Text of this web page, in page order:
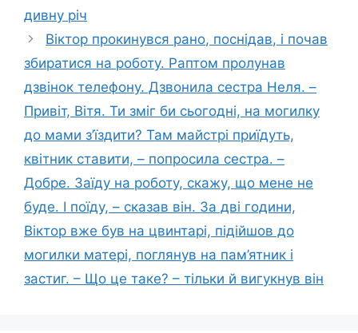
дивну річ
Віктор прокинувся рано, поснідав, і почав
збиратися на роботу. Раптом пролунав
дзвінок телефону. Дзвонила сестра Неля. –
Привіт, Вітя. Ти зміг би сьогодні, на могилку
до мами з’їздити? Там майстрі приїдуть,
квітник ставити, – попросила сестра. –
Добре. Заїду на роботу, скажу, що мене не
буде. І поїду, – сказав він. За дві години,
Віктор вже був на цвинтарі, підійшов до
могилки матері, поглянув на пам’ятник і
застиг. – Що це таке? – тільки й вигукнув він